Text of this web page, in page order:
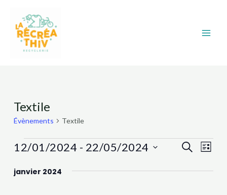
contenu
Textile
Évènements Textile
Évènements
Recherche
Liste
12/01/2024 - 22/05/2024
une
janvier 2024